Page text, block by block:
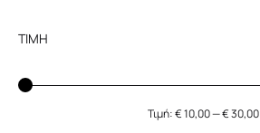
ΤΙΜΗ
Τιμή:€ 10,00—€ 30,00